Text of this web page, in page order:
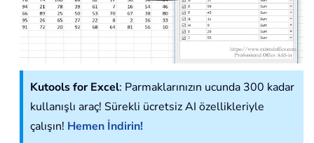
Kutools for Excel: Parmaklarınızın ucunda 300 kadar
kullanışlı araç! Sürekli ücretsiz AI özellikleriyle
çalışın! Hemen İndirin!